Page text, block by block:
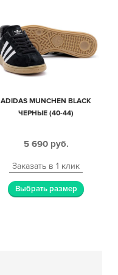
ADIDAS MUNCHEN BLACK
ЧЕРНЫЕ (40-44)
5 690 руб.
Заказать в 1 клик
Выбрать размер